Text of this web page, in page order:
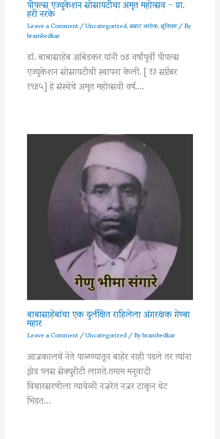
हरी नरके
Leave a Comment/Uncategorized,सम्राट अशोक,सुविचार/ By
brambedkar
डॉ. बाबासाहेब आंबेडकर यांनी ७४ वर्षांपुर्वी पीपल्स
एज्युकेशन सोसायटीची स्थापना केली. [ १३ सप्टेंबर
१९४५] हे संस्थेचे अमृत महोत्सवी वर्ष.…
बाबासाहेबांचा एक दुर्लक्षित राहिलेला अंगरक्षक गेण्बा
महार
Leave a Comment/Uncategorized/ Bybrambedkar
आजकालचे नेते पाळण्यातून बाहेर नाही पडले तर त्यांना
झेड प्लस सेक्युरीटी लागते.तमाम मनुवादी
विचारसरणीला त्यावेळी नजरेत नजर टाकुन थेट
भिडत…